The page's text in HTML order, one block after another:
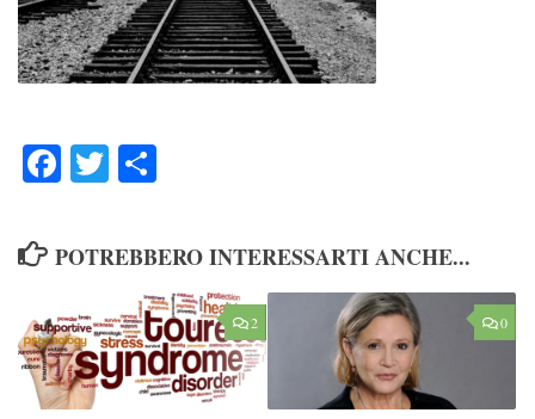
FacebookTwitter
POTREBBERO INTERESSARTI ANCHE...
2 0